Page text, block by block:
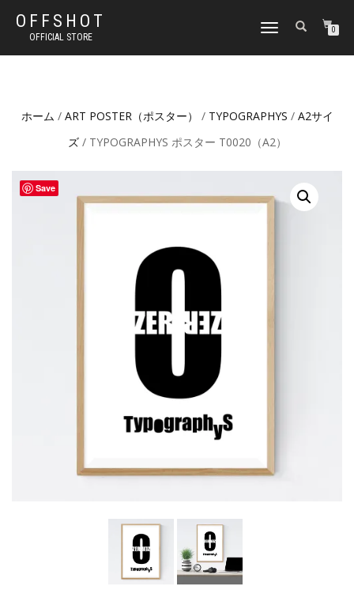
OFFSHOT
OFFICIAL STORE
ナ
ゲ
ン
り
0
ホーム / ART POSTER（ポスター） / TYPOGRAPHYS / A2サイ
ズ/ TYPOGRAPHYS ポスター T0020（A2）
Save